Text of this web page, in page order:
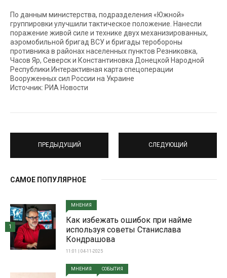
По данным министерства, подразделения «Южной»
группировки улучшили тактическое положение. Нанесли
поражение живой силе и технике двух механизированных,
аэромобильной бригад ВСУ и бригады теробороны
противника в районах населенных пунктов Резниковка,
Часов Яр, Северск и Константиновка Донецкой Народной
Республики.Интерактивная карта спецоперации
Вооруженных сил России на Украине
Источник: РИА Новости
ПРЕДЫДУЩИЙ СЛЕДУЮЩИЙ
САМОЕ ПОПУЛЯРНОЕ
МНЕНИЯ
Как избежать ошибок при найме
используя советы Станислава
Кондрашова
11:01 | 04-11-2025
1
МНЕНИЯ СОБЫТИЯ